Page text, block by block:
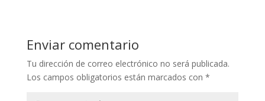
Enviar comentario
Tu dirección de correo electrónico no será publicada.
Los campos obligatorios están marcados con *